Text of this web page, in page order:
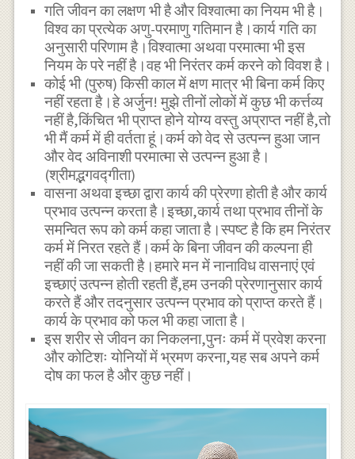
गति जीवन का लक्षण भी है और विश्वात्मा का नियम भी है।
विश्व का प्रत्येक अणु-परमाणु गतिमान है।कार्य गति का
अनुसारी परिणाम है।विश्वात्मा अथवा परमात्मा भी इस
नियम के परे नहीं है।वह भी निरंतर कर्म करने को विवश है।
कोई भी (पुरुष) किसी काल में क्षण मात्र भी बिना कर्म किए
नहीं रहता है।हे अर्जुन! मुझे तीनों लोकों में कुछ भी कर्त्तव्य
नहीं है,किंचित भी प्राप्त होने योग्य वस्तु अप्राप्त नहीं है,तो
भी मैं कर्म में ही वर्तता हूं।कर्म को वेद से उत्पन्न हुआ जान
और वेद अविनाशी परमात्मा से उत्पन्न हुआ है।
(श्रीमद्भगवद्गीता)
वासना अथवा इच्छा द्वारा कार्य की प्रेरणा होती है और कार्य
प्रभाव उत्पन्न करता है।इच्छा,कार्य तथा प्रभाव तीनों के
समन्वित रूप को कर्म कहा जाता है।स्पष्ट है कि हम निरंतर
कर्म में निरत रहते हैं।कर्म के बिना जीवन की कल्पना ही
नहीं की जा सकती है।हमारे मन में नानाविध वासनाएं एवं
इच्छाएं उत्पन्न होती रहती हैं,हम उनकी प्रेरणानुसार कार्य
करते हैं और तदनुसार उत्पन्न प्रभाव को प्राप्त करते हैं।
कार्य के प्रभाव को फल भी कहा जाता है।
इस शरीर से जीवन का निकलना,पुनः कर्म में प्रवेश करना
और कोटिशः योनियों में भ्रमण करना,यह सब अपने कर्म
दोष का फल है और कुछ नहीं।